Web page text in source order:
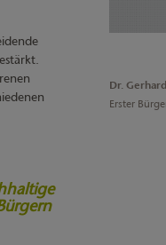
Dr.
Erster